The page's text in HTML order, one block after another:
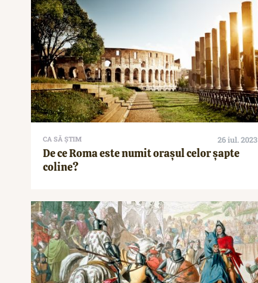
CA SĂ ȘTIM 26 iul. 2023
De ce Roma este numit orașul celor șapte
coline?